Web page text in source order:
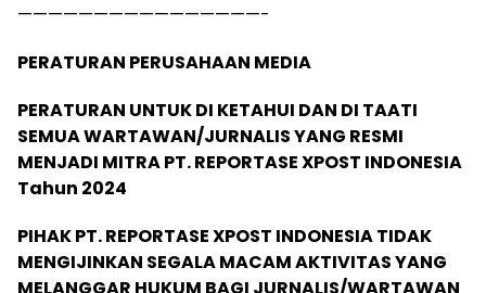
————————————————-
PERATURAN PERUSAHAAN MEDIA
PERATURAN UNTUK DI KETAHUI DAN DI TAATI
SEMUA WARTAWAN/JURNALIS YANG RESMI
MENJADI MITRA PT. REPORTASE XPOST INDONESIA
Tahun 2024
PIHAK PT. REPORTASE XPOST INDONESIA TIDAK
MENGIJINKAN SEGALA MACAM AKTIVITAS YANG
MELANGGAR HUKUM BAGI JURNALIS/WARTAWAN